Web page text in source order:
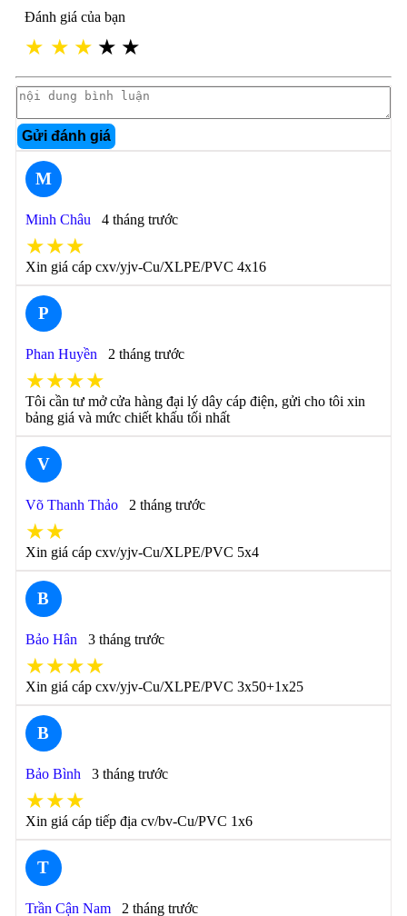
Đánh giá của bạn
★ ★ ★ ★ ★
Gửi đánh giá
M
Minh Châu 4 tháng trước
★★★
Xin giá cáp cxv/yjv-Cu/XLPE/PVC 4x16
P
Phan Huyền 2 tháng trước
★★★★
Tôi cần tư mở cửa hàng đại lý dây cáp điện, gửi cho tôi xin
bảng giá và mức chiết khấu tối nhất
V
Võ Thanh Thảo 2 tháng trước
★★
Xin giá cáp cxv/yjv-Cu/XLPE/PVC 5x4
B
Bảo Hân 3 tháng trước
★★★★
Xin giá cáp cxv/yjv-Cu/XLPE/PVC 3x50+1x25
B
Bảo Bình 3 tháng trước
★★★
Xin giá cáp tiếp địa cv/bv-Cu/PVC 1x6
T
Trần Cận Nam 2 tháng trước